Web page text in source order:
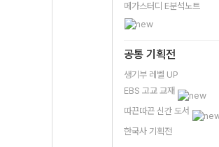
메가스터디 E분석노트
공통 기획전
생기부 레벨 UP
EBS 고교 교재
따끈따끈 신간 도서
한국사 기획전